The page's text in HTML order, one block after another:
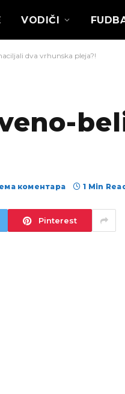
VODIČI
dva vrhunska pleja?!
коментара 1 Min
Pinterest